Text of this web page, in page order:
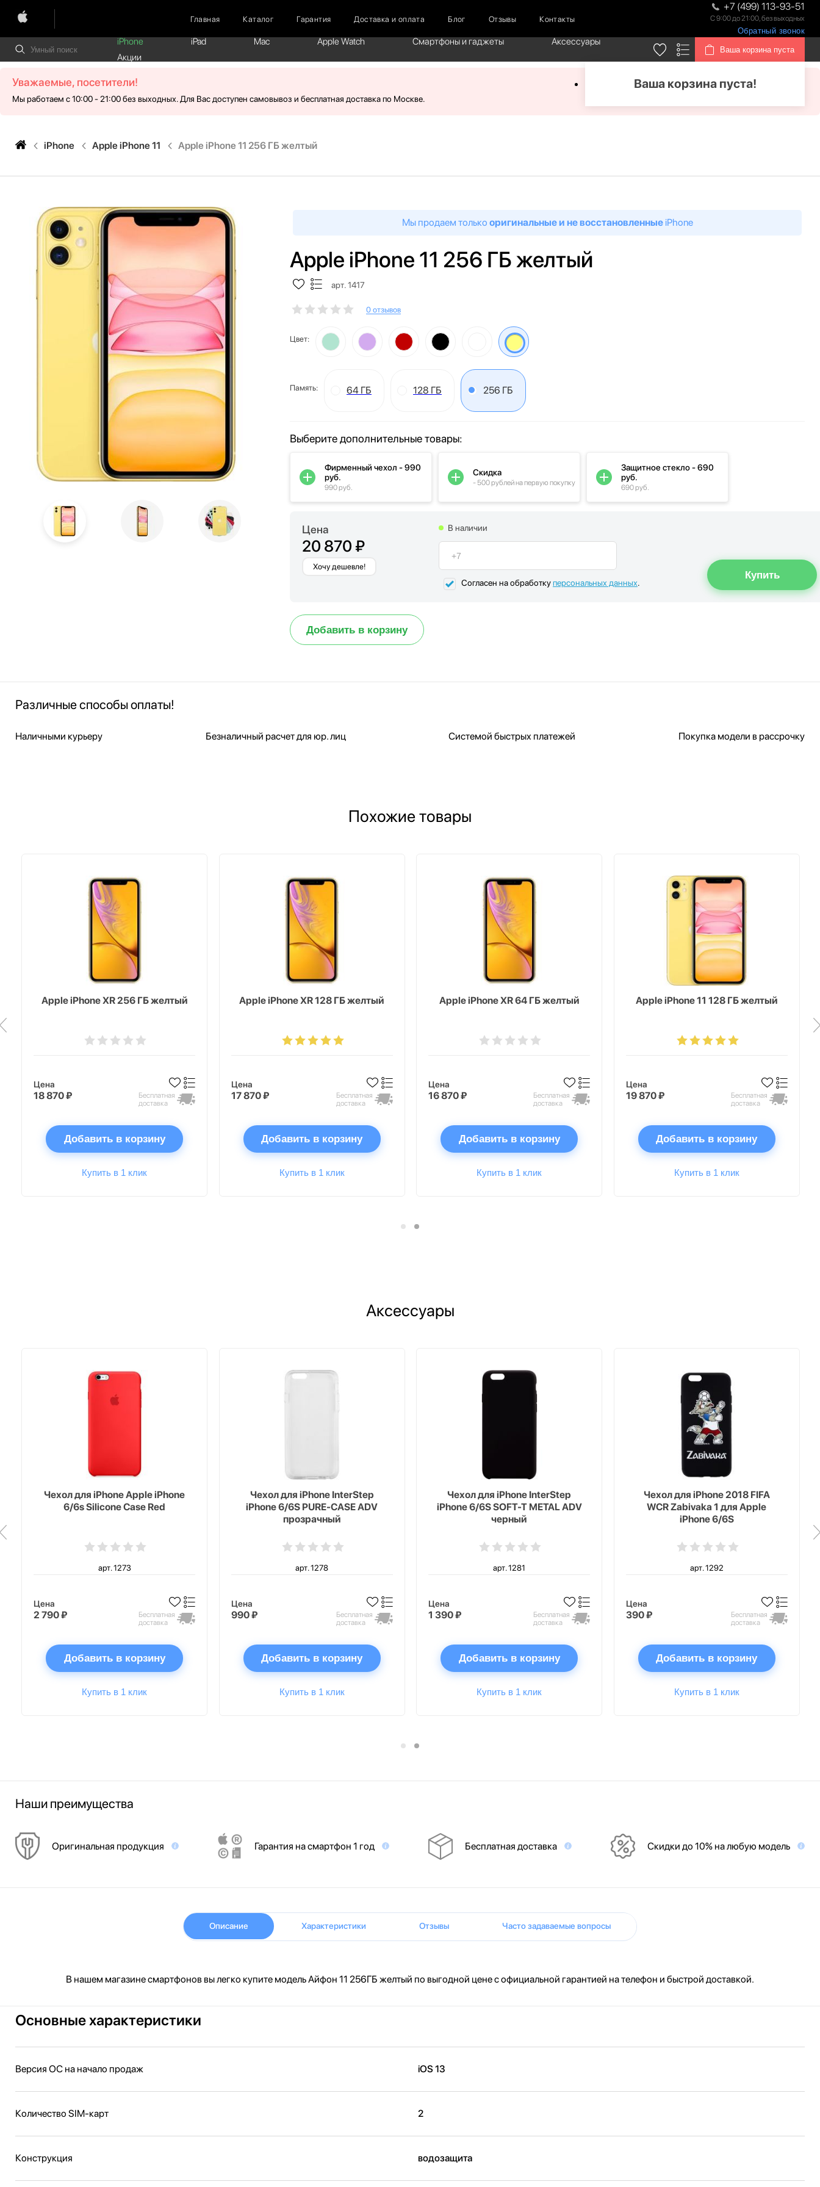
Главная Каталог Гарантия Доставка и оплата Блог Отзывы Контакты
+7 (499) 113-93-51
С 9:00 до 21:00, без выходных
Обратный звонок
iPhone iPad Mac Apple Watch Смартфоны и гаджеты
Аксессуары
Акции
Ваша корзина пуста
Ваша корзина пуста!
Уважаемые, посетители!
Мы работаем с 10:00 - 21:00 без выходных. Для Вас доступен самовывоз и бесплатная доставка по Москве.
iPhone Apple iPhone 11 Apple iPhone 11 256 ГБ желтый
Мы продаем только оригинальные и не восстановленныеiPhone
Apple iPhone 11 256 ГБ желтый
арт. 1417
0 отзывов
Цвет:
Память: 64 ГБ 128 ГБ 256 ГБ
Цена
20 870 ₽
Хочу дешевле!
В наличии
Согласен на обработкуперсональных данных.
Добавить в корзину
Выберите дополнительные товары:
Фирменный чехол - 990
руб.
990 руб.
Скидка
- 500 рублей на первую покупку
Защитное стекло - 690
руб.
690 руб.
Различные способы оплаты!
Наличными курьеру Безналичный расчет для юр. лиц Системой быстрых платежей Покупка модели в рассрочку
Похожие товары
Apple iPhone XR 256 ГБ желтый
Цена
18 870 ₽
Бесплатная
доставка
Добавить в корзину
Купить в 1 клик
Apple iPhone XR 128 ГБ желтый
Цена
17 870 ₽
Бесплатная
доставка
Добавить в корзину
Купить в 1 клик
Apple iPhone XR 64 ГБ желтый
Цена
16 870 ₽
Бесплатная
доставка
Добавить в корзину
Купить в 1 клик
Apple iPhone 11 128 ГБ желтый
Цена
19 870 ₽
Бесплатная
доставка
Добавить в корзину
Купить в 1 клик
Аксессуары
Чехол для iPhone Apple iPhone
6/6s Silicone Case Red
арт. 1273
Цена
2 790 ₽
Бесплатная
доставка
Добавить в корзину
Купить в 1 клик
Чехол для iPhone InterStep
iPhone 6/6S PURE-CASE ADV
прозрачный
арт. 1278
Цена
990 ₽
Бесплатная
доставка
Добавить в корзину
Купить в 1 клик
Чехол для iPhone InterStep
iPhone 6/6S SOFT-T METAL ADV
черный
арт. 1281
Цена
1 390 ₽
Бесплатная
доставка
Добавить в корзину
Купить в 1 клик
Чехол для iPhone 2018 FIFA
WCR Zabivaka 1 для Apple
iPhone 6/6S
арт. 1292
Цена
390 ₽
Бесплатная
доставка
Добавить в корзину
Купить в 1 клик
Наши преимущества
Оригинальная продукция Гарантия на смартфон 1 год Бесплатная доставка Скидки до 10% на любую модель
Описание Характеристики Отзывы Часто задаваемые вопросы
В нашем магазине смартфонов вы легко купите модель Айфон 11 256ГБ желтый по выгодной цене с официальной гарантией на телефон и быстрой доставкой.
Основные характеристики
Версия ОС на начало продаж iOS 13
Количество SIM-карт 2
Конструкция водозащита